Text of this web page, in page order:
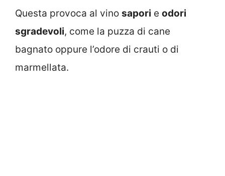
Questa provoca al vino sapori e odori
sgradevoli, come la puzza di cane
bagnato oppure l’odore di crauti o di
marmellata.